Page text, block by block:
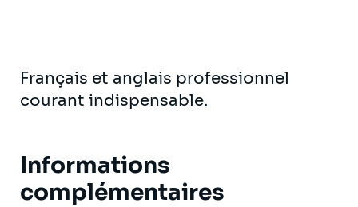
Français et anglais professionnel
courant indispensable.
Informations
complémentaires